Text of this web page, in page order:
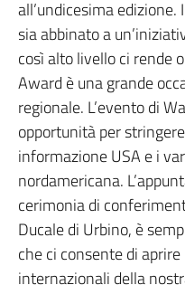
all’undicesima
sia abbinato a
così alto livello ci rende
Award è una grande
regionale. L’evento di
opportunità per
informazione USA e i
nordamericana.
cerimonia di
Ducale di Urbino, è
che ci consente di
internazionali della